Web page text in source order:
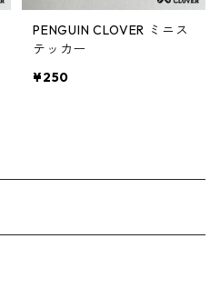
PENGUIN CLOVER ミニス
テッカー
¥250